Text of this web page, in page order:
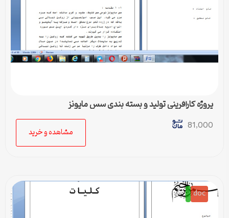
پروژه کارآفرینی تولید و بسته بندی سس مایونز
81,000
مشاهده و خرید
doc